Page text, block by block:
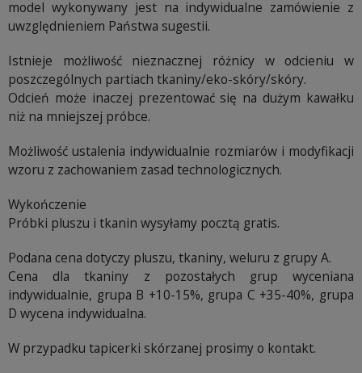
model wykonywany jest na indywidualne zamówienie z
uwzględnieniem Państwa sugestii.
Istnieje możliwość nieznacznej różnicy w odcieniu w
poszczególnych partiach tkaniny/eko-skóry/skóry.
Odcień może inaczej prezentować się na dużym kawałku
niż na mniejszej próbce.
Możliwość ustalenia indywidualnie rozmiarów i modyfikacji
wzoru z zachowaniem zasad technologicznych.
Wykończenie
Próbki pluszu i tkanin wysyłamy pocztą gratis.
Podana cena dotyczy pluszu, tkaniny, weluru z grupy A.
Cena dla tkaniny z pozostałych grup wyceniana
indywidualnie, grupa B +10-15%, grupa C +35-40%, grupa
D wycena indywidualna.
W przypadku tapicerki skórzanej prosimy o kontakt.